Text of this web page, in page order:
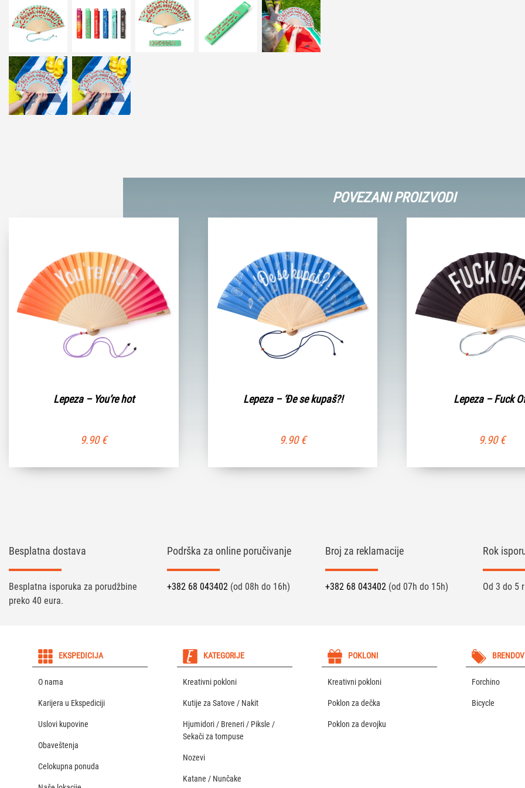
POVEZANI PROIZVODI
Lepeza – You’re hot
9.90€
Lepeza – ‘Đe se kupaš?!
9.90€
Lepeza – Fuck
9.90€
Besplatna dostava
Besplatna isporuka za porudžbine
preko 40 eura.
Podrška za online poručivanje
+382 68 043402 (od 08h do 16h)
Broj za reklamacije
+382 68 043402 (od 07h do 15h)
Rok
Od 3 do 5
EKSPEDICIJA
O nama
Karijera u Ekspediciji
Uslovi kupovine
Obaveštenja
Celokupna ponuda
KATEGORIJE
Kreativni pokloni
Kutije za Satove / Nakit
Hjumidori / Breneri / Piksle /
Sekači za tompuse
Nozevi
Katane / Nunčake
POKLONI
Kreativni pokloni
Poklon za dečka
Poklon za devojku
Forchino
Bicycle